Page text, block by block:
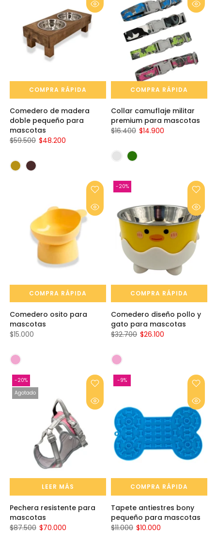
COMPRA RÁPIDA
Comedero de madera
doble pequeño para
mascotas
$59.500 $48.200
COMPRA RÁPIDA
Collar camuflaje militar
premium para mascotas
$16.400 $14.900
COMPRA RÁPIDA
Comedero osito para
mascotas
$15.000
-20%
COMPRA RÁPIDA
Comedero diseño pollo y
gato para mascotas
$32.700 $26.100
-20%
Agotado
LEER MÁS
Pechera resistente para
mascotas
$87.500 $70.000
-9%
COMPRA RÁPIDA
Tapete antiestres bony
pequeño para mascotas
$11.000 $10.000